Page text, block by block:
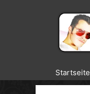
Startseite